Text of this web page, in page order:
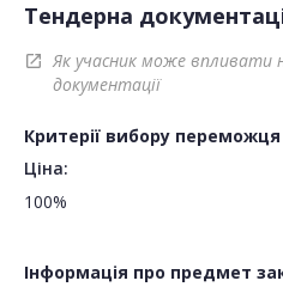
Тендерна
open_in_new
Як учасник може впливати
документації
Критерії вибору переможця
Ціна:
100%
Інформація про предмет